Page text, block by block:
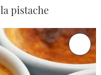
pistache